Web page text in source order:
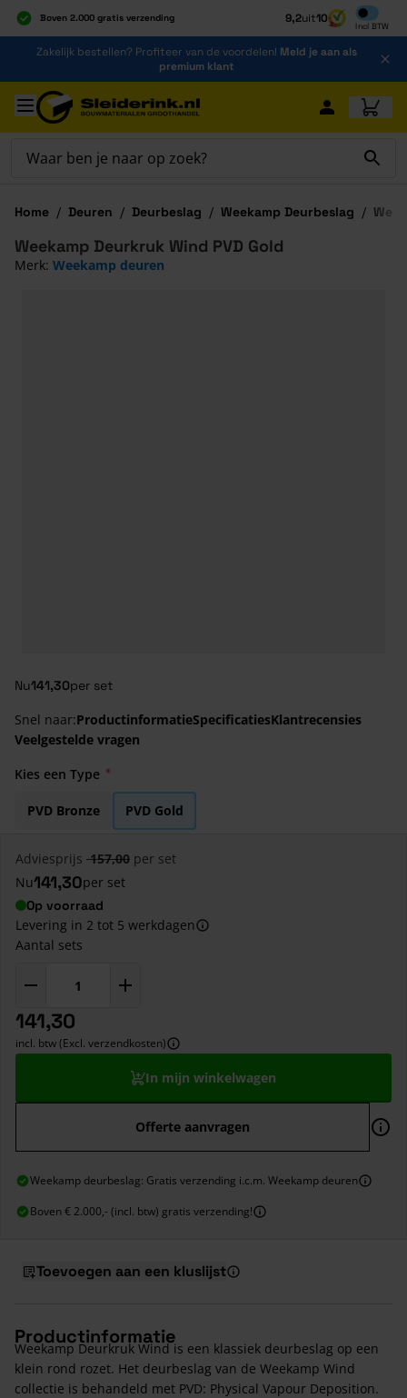
Boven 2.000 gratis verzending
Al 40 jaar dé specialist
Alles onder één dak
9,2uit10
Incl BTW
Inclusief
Ga naar de inhoud
Zakelijk bestellen? Profiteer van de voordelen! Meld je aan als
premium klant
Ga naar hoofdinhoud
Home / Deuren / Deurbeslag / Weekamp Deurbeslag /
Nu141,30per set
Weekamp Deurkruk Wind PVD Gold
Merk: Weekamp deuren
Snel naar:ProductinformatieSpecificatiesKlantrecensies
Veelgestelde vragen
Kies een Type
PVD Bronze PVD Gold
Adviesprijs 157,00 per set
Nu141,30per set
Op voorraad
Levering in 2 tot 5 werkdagen
Aantal sets
141,30
incl. btw (Excl. verzendkosten)
In mijn winkelwagen
Offerte aanvragen
Weekamp deurbeslag: Gratis verzending i.c.m. Weekamp deuren
Boven € 2.000,- (incl. btw) gratis verzending!
Toevoegen aan een kluslijst
Productinformatie
Weekamp Deurkruk Wind is een klassiek deurbeslag op een
klein rond rozet. Het deurbeslag van de Weekamp Wind
collectie is behandeld met PVD: Physical Vapour Deposition.